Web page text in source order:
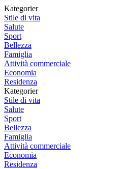
Kategorier
Stile di vita
Salute
Sport
Bellezza
Famiglia
Attività commerciale
Economia
Residenza
Kategorier
Stile di vita
Salute
Sport
Bellezza
Famiglia
Attività commerciale
Economia
Residenza